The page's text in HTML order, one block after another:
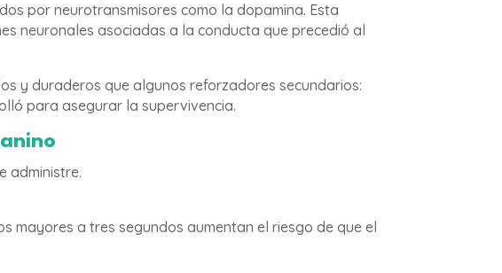
por neurotransmisores como la dopamina. Esta
neuronales asociadas a la conducta que precedió al
y duraderos que algunos reforzadores secundarios:
para asegurar la supervivencia.
administre.
mayores a tres segundos aumentan el riesgo de que el